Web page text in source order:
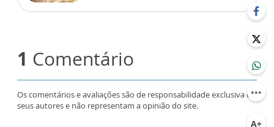
1 Comentário
Os comentários e avaliações são de responsabilidade exclusiva de
seus autores e não representam a opinião do site.